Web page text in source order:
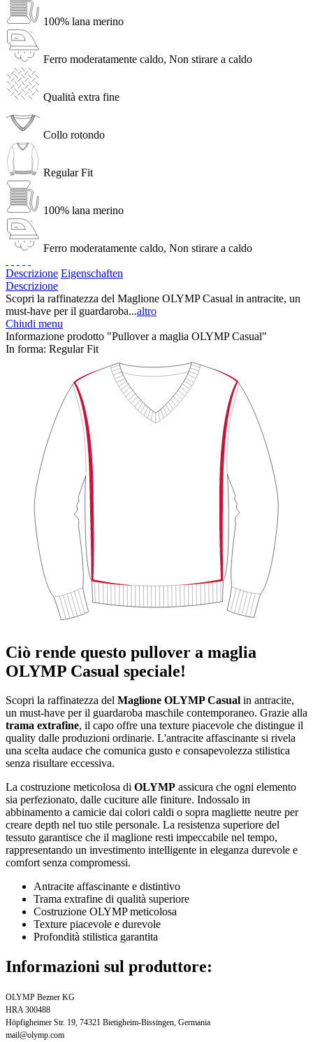
100% lana merino
Ferro moderatamente caldo, Non stirare a caldo
Qualità extra fine
Collo rotondo
Regular Fit
100% lana merino
Ferro moderatamente caldo, Non stirare a caldo
Descrizione Eigenschaften
Descrizione
Scopri la raffinatezza del Maglione OLYMP Casual in antracite, un
must-have per il guardaroba...altro
Chiudi menu
Informazione prodotto "Pullover a maglia OLYMP Casual"
In forma: Regular Fit
Ciò rende questo pullover a maglia
OLYMP Casual speciale!
Scopri la raffinatezza del Maglione OLYMP Casual in antracite,
un must-have per il guardaroba maschile contemporaneo. Grazie alla
trama extrafine, il capo offre una texture piacevole che distingue il
quality dalle produzioni ordinarie. L'antracite affascinante si rivela
una scelta audace che comunica gusto e consapevolezza stilistica
senza risultare eccessiva.
La costruzione meticolosa di OLYMP assicura che ogni elemento
sia perfezionato, dalle cuciture alle finiture. Indossalo in
abbinamento a camicie dai colori caldi o sopra magliette neutre per
creare depth nel tuo stile personale. La resistenza superiore del
tessuto garantisce che il maglione resti impeccabile nel tempo,
rappresentando un investimento intelligente in eleganza durevole e
comfort senza compromessi.
Antracite affascinante e distintivo
Trama extrafine di qualità superiore
Costruzione OLYMP meticolosa
Texture piacevole e durevole
Profondità stilistica garantita
Informazioni sul produttore:
OLYMP Bezner KG
HRA 300488
Höpfigheimer Str. 19, 74321 Bietigheim-Bissingen, Germania
mail@olymp.com